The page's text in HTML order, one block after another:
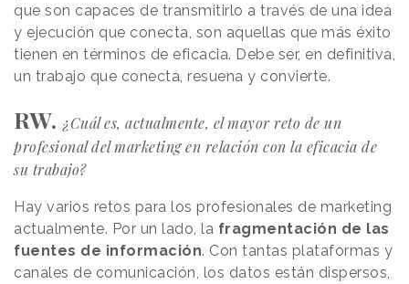
que son capaces de transmitirlo a través de una idea
y ejecución que conecta, son aquellas que más éxito
tienen en términos de eficacia. Debe ser, en definitiva,
un trabajo que conecta, resuena y convierte.
RW. ¿Cuál es, actualmente, el mayor reto de un
profesional del marketing en relación con la eficacia de
su trabajo?
Hay varios retos para los profesionales de marketing
actualmente. Por un lado, la fragmentación de las
fuentes de información. Con tantas plataformas y
canales de comunicación, los datos están dispersos,